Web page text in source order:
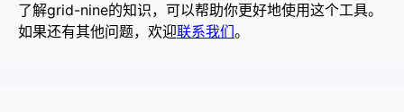
了解grid-nine的知识，可以帮助你更好地使用这个工具。
如果还有其他问题，欢迎联系我们。